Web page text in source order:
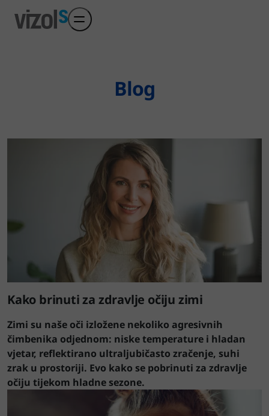
Blog
Kako brinuti za zdravlje očiju zimi
Zimi su naše oči izložene nekoliko agresivnih
čimbenika odjednom: niske temperature i hladan
vjetar, reflektirano ultraljubičasto zračenje, suhi
zrak u prostoriji. Evo kako se pobrinuti za zdravlje
očiju tijekom hladne sezone.